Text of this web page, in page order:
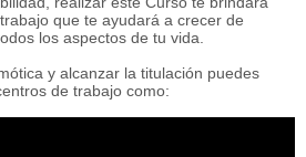
que te ayudará a crecer de
los aspectos de tu vida.
y alcanzar la titulación puedes
de trabajo como: